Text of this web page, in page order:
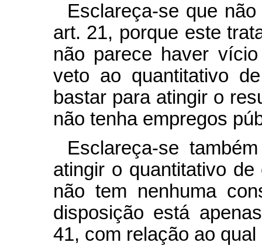
Esclareça-se que
art. 21, porque este
não parece haver
veto ao quantitativo
bastar para atingir o
não tenha empregos
Esclareça-se
atingir o quantitativo
não tem nenhuma
disposição está
41, com relação ao